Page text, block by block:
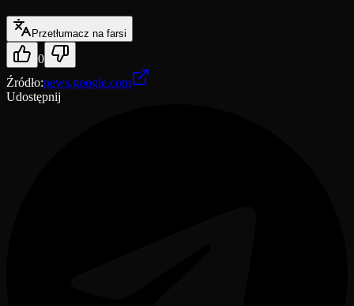
Przetłumacz na farsi
0
Źródło:news.google.com
Udostępnij